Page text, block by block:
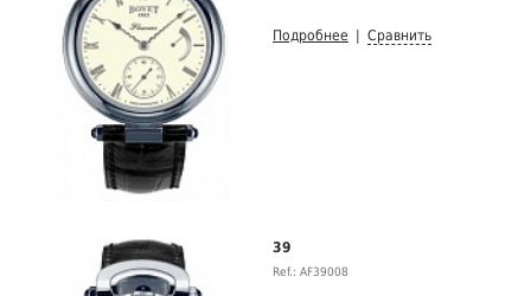
Подробнее Сравнить
39
Ref.: AF39008